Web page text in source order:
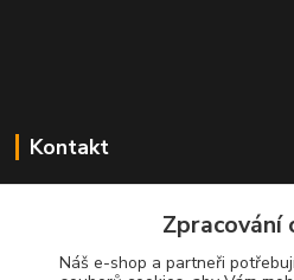
Kontakt
Zpracování
Náš e-shop a partneři